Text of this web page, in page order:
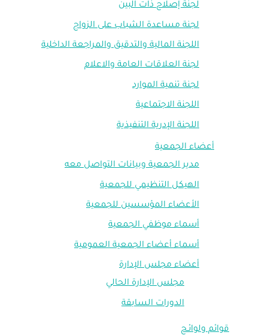
لجنة إصلاح ذات البين
لجنة مساعدة الشباب على الزواج
اللجنة المالية والتدقيق والمراجعة الداخلية
لجنة العلاقات العامة والاعلام
لجنة تنمية الموارد
اللجنة الاجتماعية
اللجنة الإدرية التنفيذية
أعضاء الجمعية
مدير الجمعية وبيانات التواصل معه
الهيكل التنظيمي للجمعية
الأعضاء المؤسسين للجمعية
أسماء موظفي الجمعية
أسماء أعضاء الجمعية العمومية
أعضاء مجلس الإدارة
مجلس الإدارة الحالي
الدورات السابقة
قوائم ولوائـح